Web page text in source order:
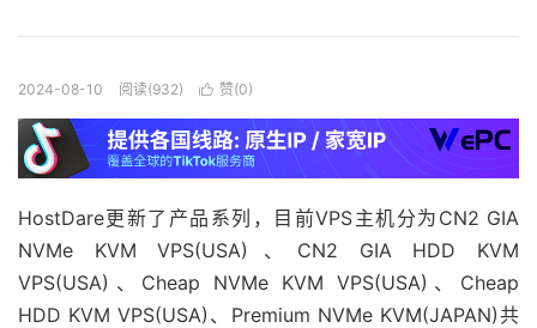
2024-08-10 阅读(932)  赞(0)
HostDare更新了产品系列，目前VPS主机分为CN2 GIA
NVMe KVM VPS(USA)、CN2 GIA HDD KVM
VPS(USA)、Cheap NVMe KVM VPS(USA)、Cheap
HDD KVM VPS(USA)、Premium NVMe KVM(JAPAN)共